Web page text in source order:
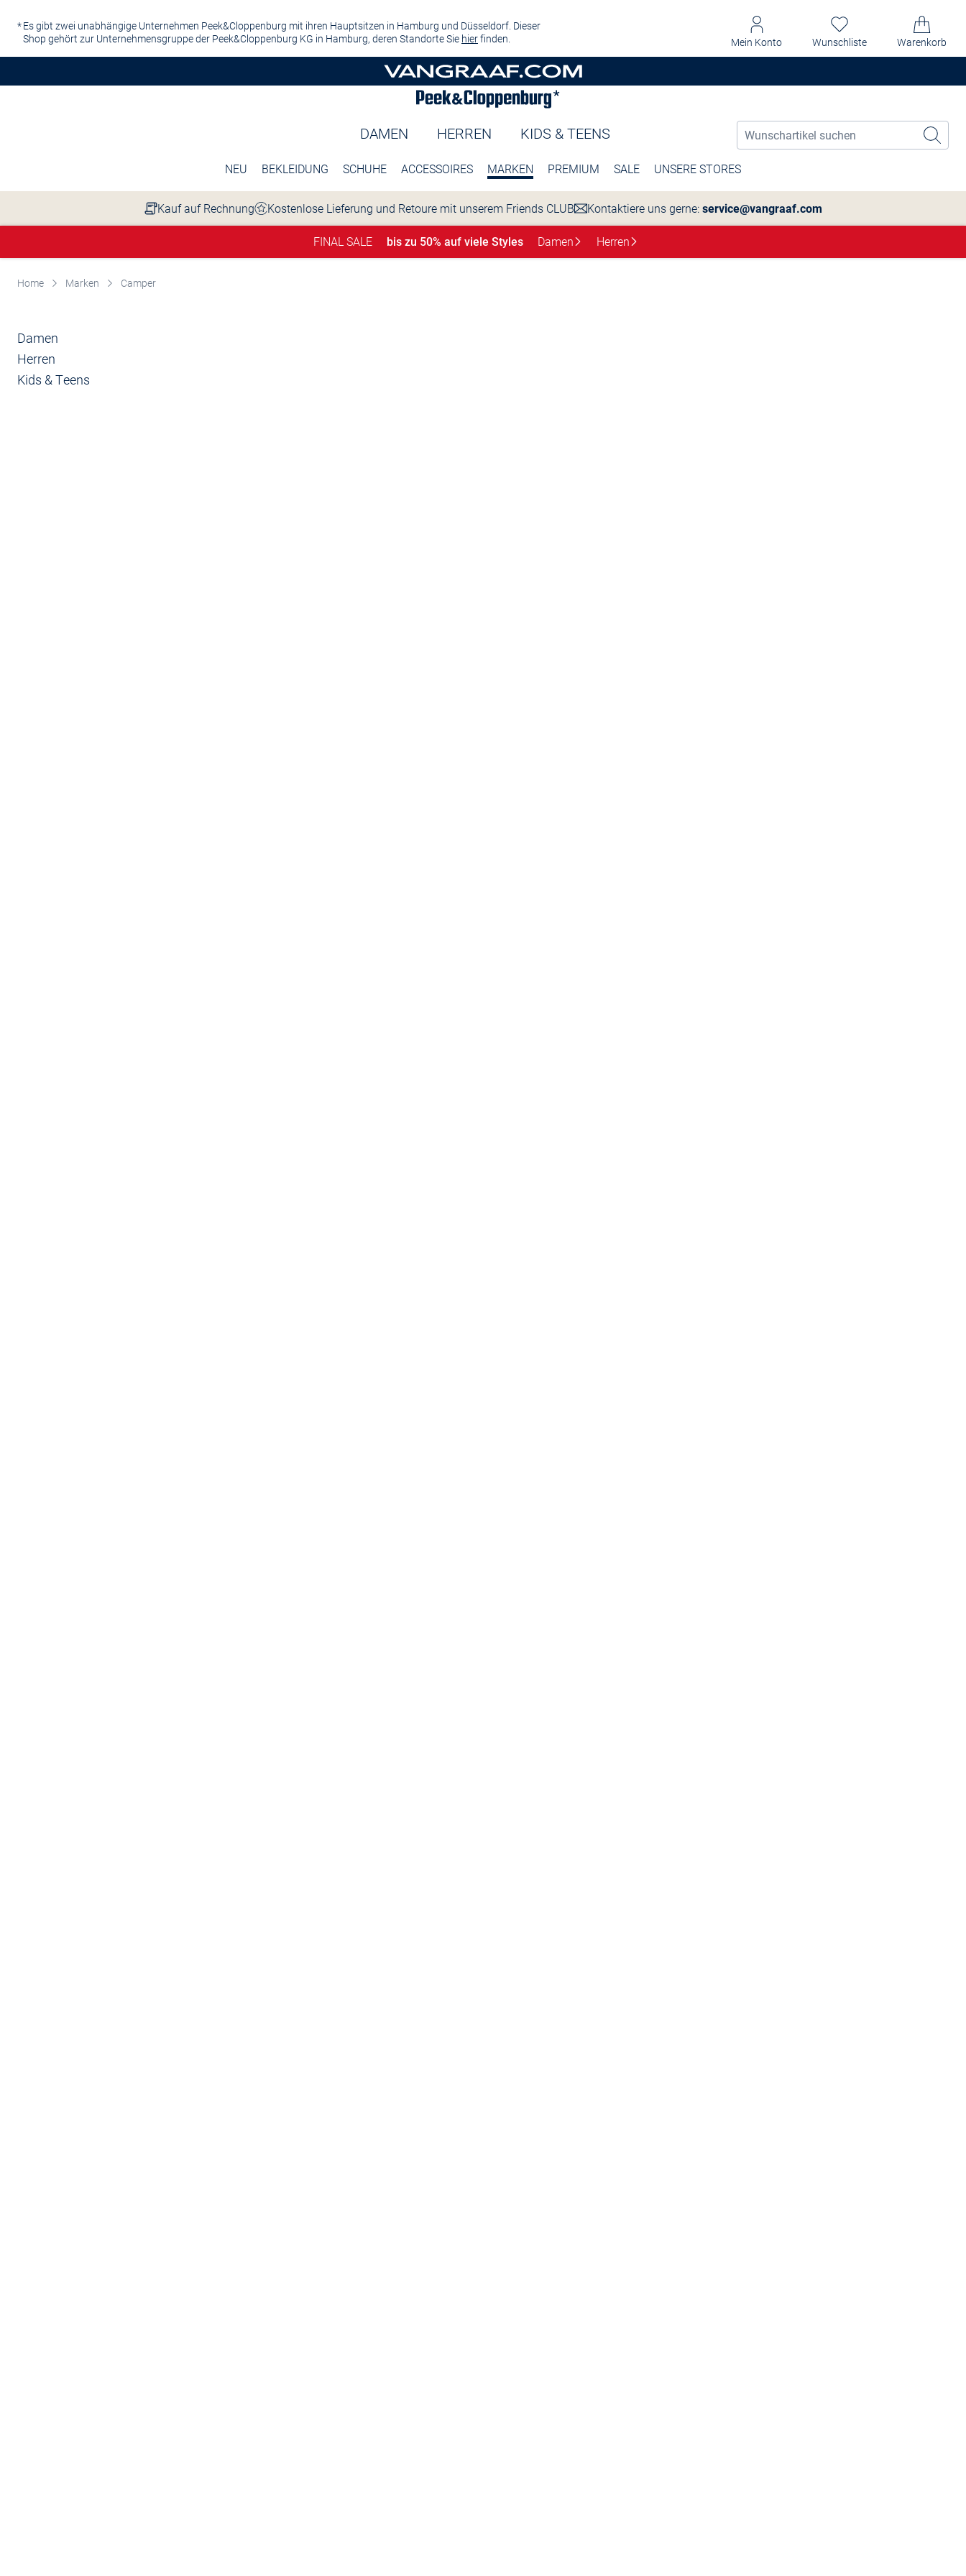
Es gibt zwei unabhängige Unternehmen Peek&Cloppenburg mit ihren Hauptsitzen in Hamburg und Düsseldorf. Dieser
Shop gehört zur Unternehmensgruppe der Peek&Cloppenburg KG in Hamburg, deren Standorte Sie hierfinden. Mein Konto Wunschliste Warenkorb
DAMEN HERREN KIDS & TEENS
NEU BEKLEIDUNG SCHUHE ACCESSOIRES MARKEN PREMIUM SALE UNSERE STORES
Kauf auf Rechnung Kostenlose Lieferung und Retoure mit unserem Friends CLUB Kontaktiere uns gerne: service@vangraaf.com
FINAL SALE bis zu 50% auf viele Styles Damen Herren
Home Marken Camper
Damen
Herren
Kids & Teens